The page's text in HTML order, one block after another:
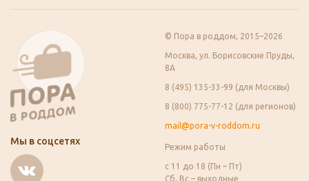
Мы в соцсетях
© Пора в роддом, 2015–2026
Москва, ул. Борисовские Пруды,
8А
8 (495) 135-33-99 (для Москвы)
8 (800) 775-77-12 (для регионов)
mail@pora-v-roddom.ru
Режим работы
с 11 до 18 (Пн – Пт)
Сб, Вс – выходные